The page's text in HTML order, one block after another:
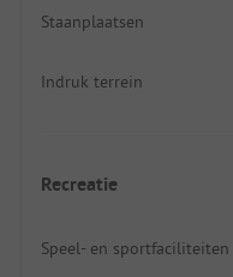
Staanplaatsen
Indruk terrein
Recreatie
Speel- en sportfaciliteiten